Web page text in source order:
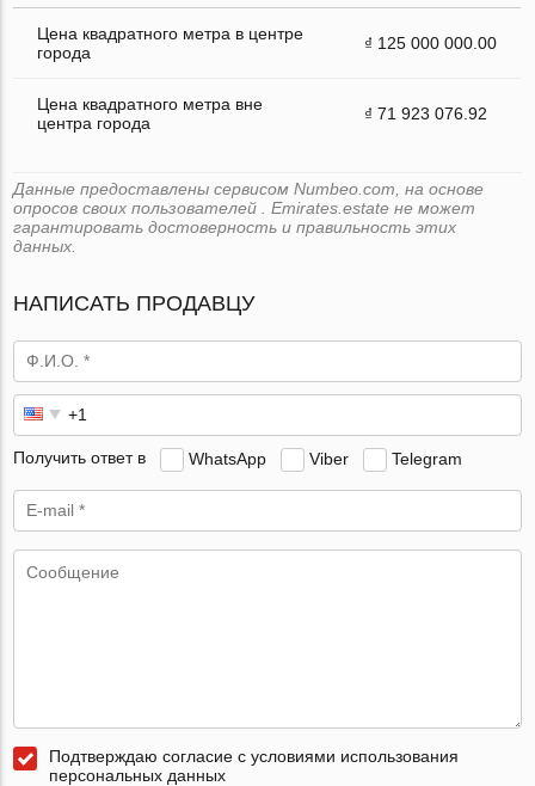
Цена квадратного метра в центре
города
₫ 125 000 000.00
Цена квадратного метра вне
центра города
₫ 71 923 076.92
Данные предоставлены сервисом Numbeo.com, на основе
опросов своих пользователей . Emirates.estate не может
гарантировать достоверность и правильность этих
данных.
НАПИСАТЬ ПРОДАВЦУ
Получить ответ в WhatsApp Viber Telegram
Подтверждаю согласие с условиями использования
персональных данных